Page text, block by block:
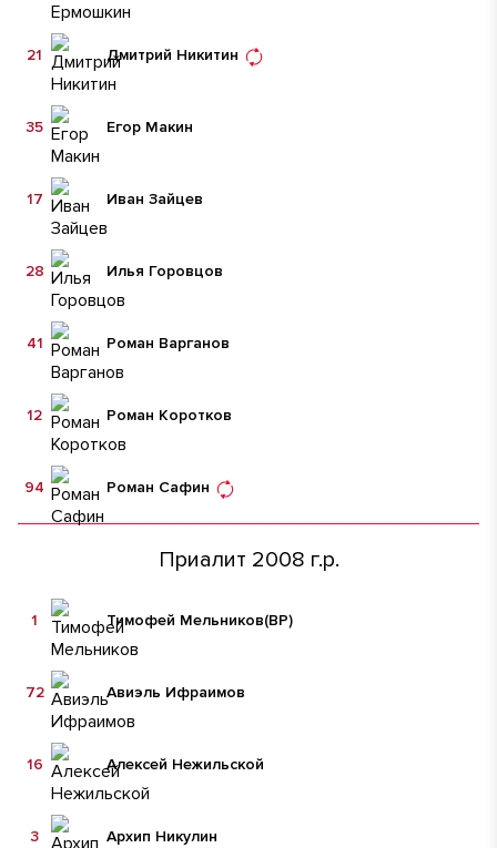
Дмитрий Никитин
21
Егор Макин
35
Иван Зайцев
17
Илья Горовцов
28
Роман Варганов
41
Роман Коротков
12
Роман Сафин
94
Приалит 2008 г.р.
Тимофей Мельников(ВР)
1
Авиэль Ифраимов
72
Алексей Нежильской
16
Архип Никулин
3